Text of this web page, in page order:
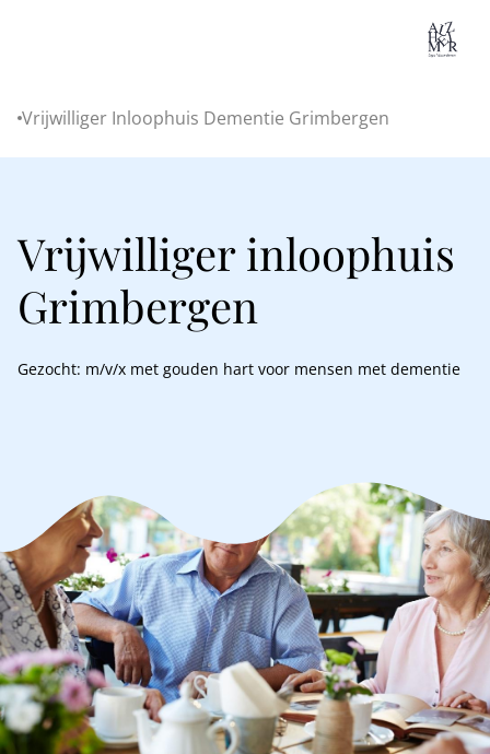
Home
Vrijwilliger Inloophuis Dementie Grimbergen
Vrijwilliger inloophuis
Grimbergen
Gezocht: m/v/x met gouden hart voor mensen met dementie